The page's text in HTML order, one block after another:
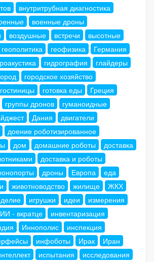
внутритрубная диагностика
военные дроны
воздушные встречи
высотные
геополитика геофизика
Германия
гидрография
глайдеры
городское хозяйство
гостиницы готовка еды
Греция
группы дронов
гуманоидные
Дания
двигатели
доение роботизированное
дом домашние роботы
доставка
доставка и роботы
дроны Европа
еда
животноводство жилище
ЖКХ
игрушки идеи
измерения
ИИ - вкратце
инвентаризация
Иннополис
инспекция
инфоботы Ирак
Иран
испытания
исследования